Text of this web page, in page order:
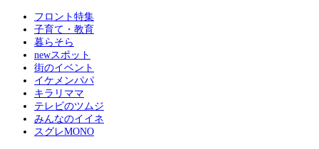
フロント特集
子育て・教育
暮らそら
newスポット
街のイベント
イケメンパパ
キラリママ
テレビのツムジ
みんなのイイネ
スグレMONO